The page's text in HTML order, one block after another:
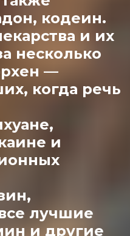
кодеин.
и их
несколько
—
когда речь
и
лучшие
и другие